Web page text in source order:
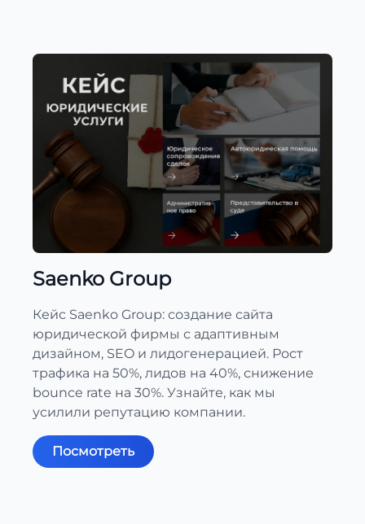
Saenko Group
Кейс Saenko Group: создание сайта
юридической фирмы с адаптивным
дизайном, SEO и лидогенерацией. Рост
трафика на 50%, лидов на 40%, снижение
bounce rate на 30%. Узнайте, как мы
усилили репутацию компании.
Посмотреть